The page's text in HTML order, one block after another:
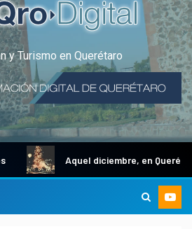
y Turismo en Querétaro
Aquel diciembre, en Querétaro